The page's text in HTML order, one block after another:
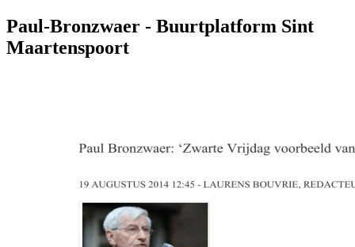
Paul-Bronzwaer - Buurtplatform Sint
Maartenspoort